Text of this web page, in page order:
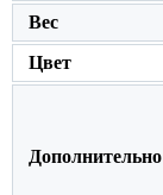
Вес
Цвет
Дополнительно